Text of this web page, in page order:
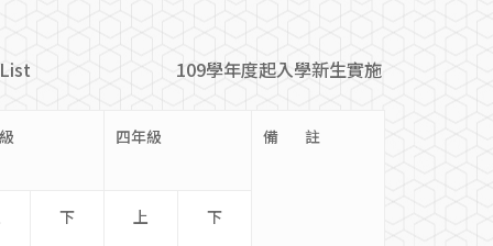
List 109學年度起入學新生實施
四年級 備 註
下 上 下